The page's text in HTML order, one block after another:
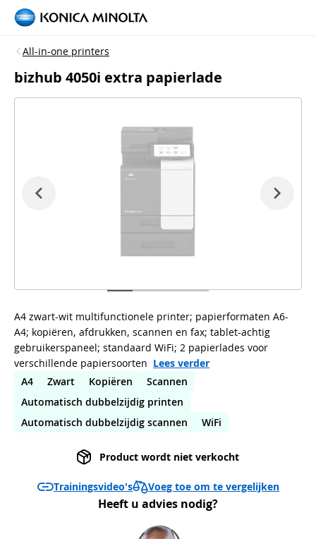
All-in-one printers
bizhub 4050i extra papierlade
A4 zwart-wit multifunctionele printer; papierformaten A6-
A4; kopiëren, afdrukken, scannen en fax; tablet-achtig
gebruikerspaneel; standaard WiFi; 2 papierlades voor
verschillende papiersoorten Lees verder
A4
Zwart Kopiëren
Scannen
Automatisch dubbelzijdig printen
Automatisch dubbelzijdig scannen
WiFi
Product wordt niet verkocht
Trainingsvideo's Voeg toe om te vergelijken
Heeft u advies nodig?